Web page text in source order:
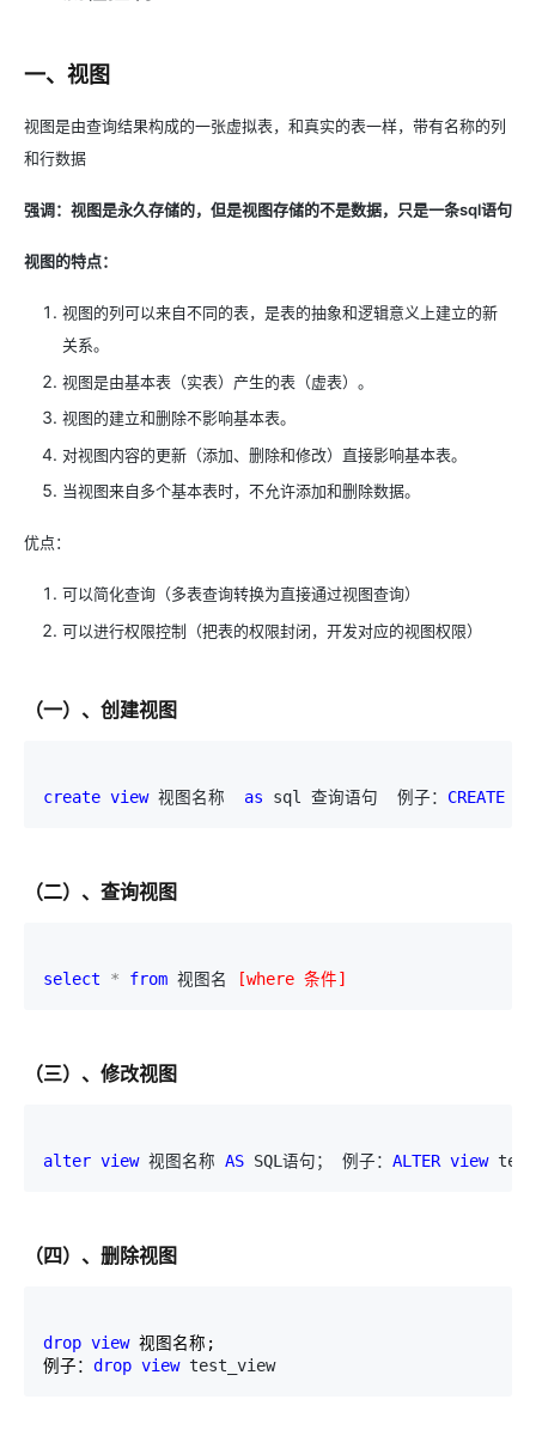
一、视图
视图是由查询结果构成的一张虚拟表，和真实的表一样，带有名称的列
和行数据
强调：视图是永久存储的，但是视图存储的不是数据，只是一条sql语句
视图的特点：
视图的列可以来自不同的表，是表的抽象和逻辑意义上建立的新
关系。
视图是由基本表（实表）产生的表（虚表）。
视图的建立和删除不影响基本表。
对视图内容的更新（添加、删除和修改）直接影响基本表。
当视图来自多个基本表时，不允许添加和删除数据。
优点：
可以简化查询（多表查询转换为直接通过视图查询）
可以进行权限控制（把表的权限封闭，开发对应的视图权限）
（一）、创建视图
create view 视图名称 as sql 查询语句  例子： CREATE
（二）、查询视图
select * from 视图名 [where 条件]
（三）、修改视图
alter view 视图名称 AS SQL语句； 例子： ALTER view
（四）、删除视图
drop view 视图名称;
例子： drop view test_view